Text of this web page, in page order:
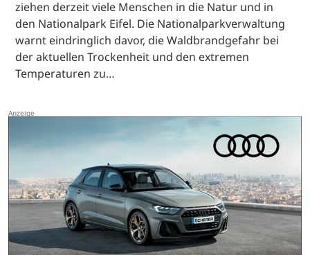
ziehen derzeit viele Menschen in die Natur und in
den Nationalpark Eifel. Die Nationalparkverwaltung
warnt eindringlich davor, die Waldbrandgefahr bei
der aktuellen Trockenheit und den extremen
Temperaturen zu…